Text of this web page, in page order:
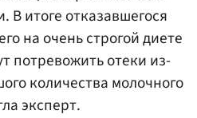
В итоге отказавшегося
на очень строгой диете
потревожить отеки из-
количества молочного
эксперт.